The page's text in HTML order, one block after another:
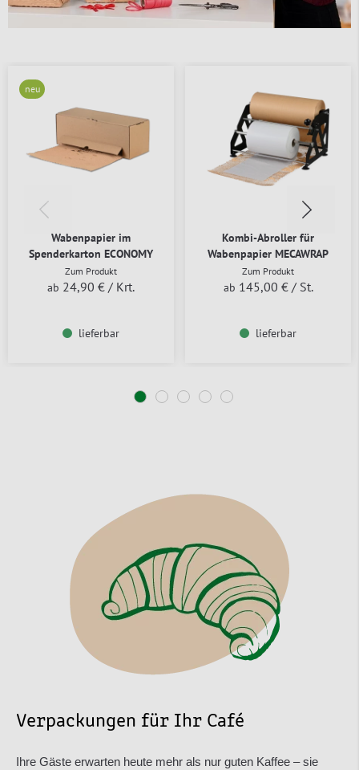
neu
Wabenpapier im
Spenderkarton ECONOMY
Zum Produkt
ab 24,90 € / Krt.
lieferbar
Kombi-Abroller für
Wabenpapier MECAWRAP
Zum Produkt
ab 145,00 € / St.
lieferbar
Verpackungen für Ihr Café
Ihre Gäste erwarten heute mehr als nur guten Kaffee – sie